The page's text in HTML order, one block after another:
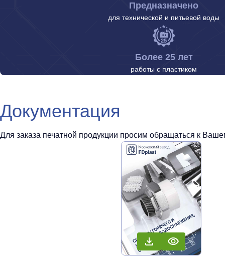
Предназначено
для технической и питьевой воды
Более 25 лет
работы с пластиком
Документация
Для заказа печатной продукции просим обращаться к